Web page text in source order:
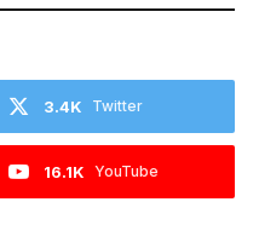
Twitter
3.4K
YouTube
16.1K